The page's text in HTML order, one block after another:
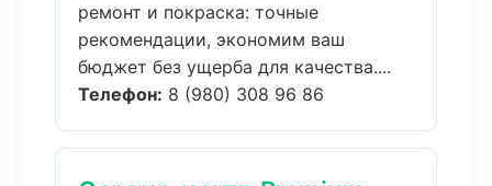
ремонт и покраска: точные
рекомендации, экономим ваш
бюджет без ущерба для качества....
Телефон: 8 (980) 308 96 86